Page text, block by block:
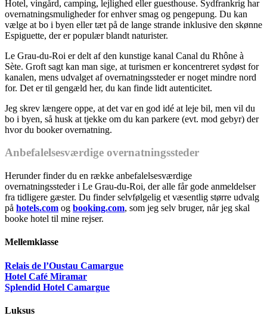
Hotel, vingård, camping, lejlighed eller guesthouse. Sydfrankrig har
overnatningsmuligheder for enhver smag og pengepung. Du kan
vælge at bo i byen eller tæt på de lange strande inklusive den skønne
Espiguette, der er populær blandt naturister.
Le Grau-du-Roi er delt af den kunstige kanal Canal du Rhône à
Sète. Groft sagt kan man sige, at turismen er koncentreret sydøst for
kanalen, mens udvalget af overnatningssteder er noget mindre nord
for. Det er til gengæld her, du kan finde lidt autenticitet.
Jeg skrev længere oppe, at det var en god idé at leje bil, men vil du
bo i byen, så husk at tjekke om du kan parkere (evt. mod gebyr) der
hvor du booker overnatning.
Anbefalelsesværdige overnatningssteder
Herunder finder du en række anbefalelsesværdige
overnatningssteder i Le Grau-du-Roi, der alle får gode anmeldelser
fra tidligere gæster. Du finder selvfølgelig et væsentlig større udvalg
på hotels.com og booking.com, som jeg selv bruger, når jeg skal
booke hotel til mine rejser.
Mellemklasse
Relais de l’Oustau Camargue
Hotel Café Miramar
Splendid Hotel Camargue
Luksus